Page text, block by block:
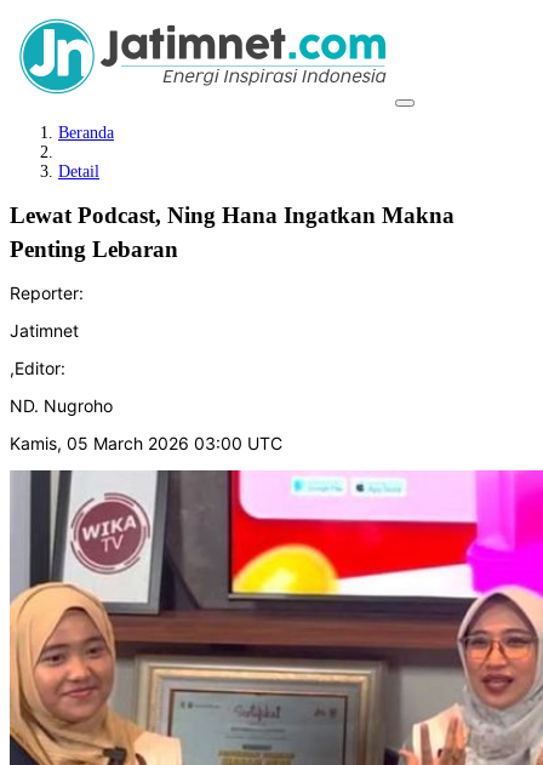
Beranda
Detail
Lewat Podcast, Ning Hana Ingatkan Makna
Penting Lebaran
Reporter:
Jatimnet
,Editor:
ND. Nugroho
Kamis, 05 March 2026 03:00 UTC